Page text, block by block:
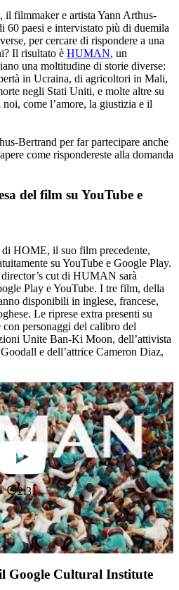
il filmmaker e artista Yann Arthus-
60 paesi e intervistato più di duemila
per cercare di rispondere a una
Il risultato è HUMAN, un
una moltitudine di storie diverse:
in Ucraina, di agricoltori in Mali,
negli Stati Uniti, e molte altre su
come l’amore, la giustizia e il
Bertrand per far partecipare anche
come rispondereste alla domanda
del film su YouTube e
HOME, il suo film precedente,
su YouTube e Google Play.
cut di HUMAN sarà
Play e YouTube. I tre film, della
disponibili in inglese, francese,
Le riprese extra presenti su
personaggi del calibro del
Unite Ban-Ki Moon, dell’attivista
e dell’attrice Cameron Diaz,
2:31
Google Cultural Institute